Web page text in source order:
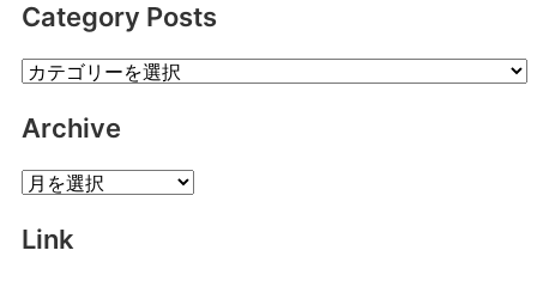
Category Posts
Category
Archive
Archive
Link